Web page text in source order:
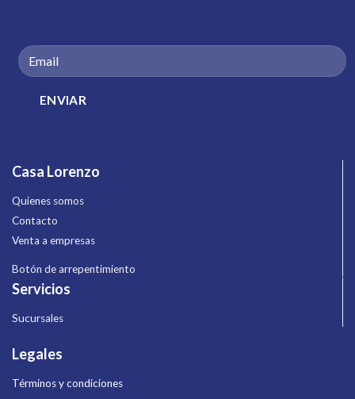
Casa Lorenzo
Quienes somos
Contacto
Venta a empresas
Botón de arrepentimiento
Servicios
Sucursales
Legales
Términos y condiciones